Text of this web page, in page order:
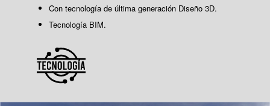
Con tecnología de última generación Diseño 3D.
Tecnología BIM.